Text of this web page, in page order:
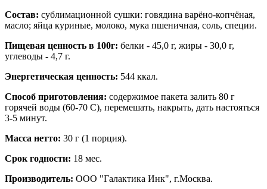
Состав: сублимационной сушки: говядина варёно-копчёная,
масло; яйца куриные, молоко, мука пшеничная, соль, специи.
Пищевая ценность в 100г: белки - 45,0 г, жиры - 30,0 г,
углеводы - 4,7 г.
Энергетическая ценность: 544 ккал.
Способ приготовления: содержимое пакета залить 80 г
горячей воды (60-70 С), перемешать, накрыть, дать настояться
3-5 минут.
Масса нетто: 30 г (1 порция).
Срок годности: 18 мес.
Производитель: ООО "Галактика Инк", г.Москва.